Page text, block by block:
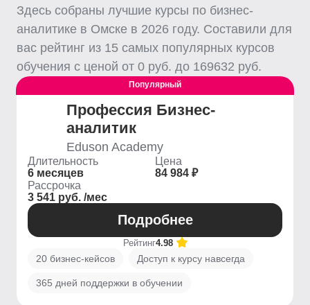
Здесь собраны лучшие курсы по бизнес-
аналитике в Омске в 2026 году. Составили для
вас рейтинг из 15 самых популярных курсов
обучения с ценой от 0 руб. до 169632 руб.
Популярный
Профессия Бизнес-
аналитик
Eduson Academy
Длительность
6 месяцев
Цена
84 984 ₽
Рассрочка
3 541 руб. /мес
Подробнее
Рейтинг4.98
20 бизнес-кейсов Доступ к курсу навсегда
365 дней поддержки в обучении